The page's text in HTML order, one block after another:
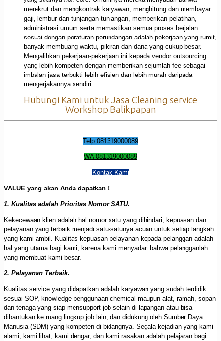
merekrut dan mengkontrak karyawan, menghitung dan membayar
gaji, lembur dan tunjangan-tunjangan, memberikan pelatihan,
administrasi umum serta memastikan semua proses berjalan
sesuai dengan peraturan perundangan adalah pekerjaan yang rumit,
banyak membuang waktu, pikiran dan dana yang cukup besar.
Mengalihkan pekerjaan-pekerjaan ini kepada vendor outsourcing
yang lebih kompeten dengan memberikan sejumlah fee sebagai
imbalan jasa terbukti lebih efisien dan lebih murah daripada
mengerjakannya sendiri.
Hubungi Kami untuk Jasa Cleaning service
Workshop Balikpapan
Telp 081319000089
WA 081319000089
Kontak Kami
VALUE yang akan Anda dapatkan !
1. Kualitas adalah Prioritas Nomor SATU.
Kekecewaan klien adalah hal nomor satu yang dihindari, kepuasan dan
pelayanan yang terbaik menjadi satu-satunya acuan untuk setiap langkah
yang kami ambil. Kualitas kepuasan pelayanan kepada pelanggan adalah
hal yang utama bagi kami, karena kami menyadari bahwa pelangganlah
yang membuat kami besar.
2. Pelayanan Terbaik.
Kualitas service yang didapatkan adalah karyawan yang sudah terdidik
sesuai SOP, knowledge penggunaan chemical maupun alat, ramah, sopan
dan tenaga yang siap mensupport job selain di lapangan atau bisa
dibantukan ke ruang lingkup job lain, dan didukung oleh Sumber Daya
Manusia (SDM) yang kompeten di bidangnya. Segala kejadian yang kami
alami, kami lihat, kami dengar, dan kami rasakan adalah pelajaran bagi